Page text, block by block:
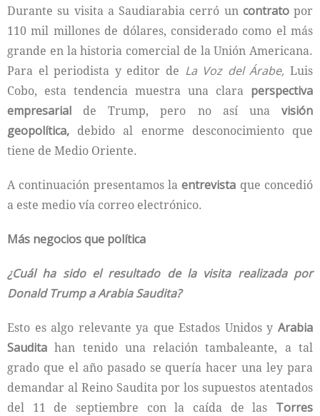
Durante su visita a Saudiarabia cerró un contratopor
110 mil millones de dólares, considerado como el más
grande en la historia comercial de la Unión Americana.
Para el periodista y editor de La Voz del Árabe, Luis
Cobo, esta tendencia muestra una clara perspectiva
empresarial de Trump, pero no así una visión
geopolítica, debido al enorme desconocimiento que
tiene de Medio Oriente.
A continuación presentamos laentrevista que concedió
a este medio vía correo electrónico.
Más negocios que política
¿Cuál ha sido el resultado de la visita realizada por
Donald Trump a Arabia Saudita?
Esto es algo relevante ya que Estados Unidos y Arabia
Saudita han tenido una relación tambaleante, a tal
grado que el año pasado se quería hacer una ley para
demandar al Reino Saudita por los supuestos atentados
del 11 de septiembre con la caída de las Torres